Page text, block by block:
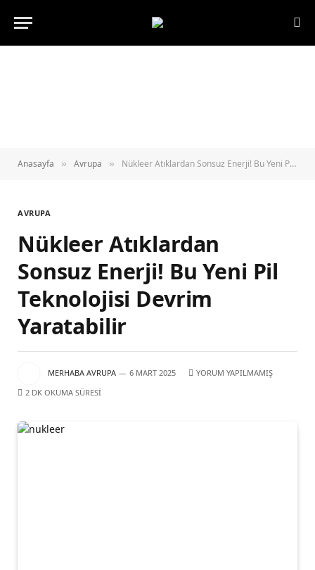
Anasayfa » Avrupa » Nükleer Atıklardan Sonsuz Enerji! Bu Yeni Pil Teknolojisi Devrim Yaratabilir
AVRUPA
Nükleer Atıklardan
Sonsuz Enerji! Bu Yeni Pil
Teknolojisi Devrim
Yaratabilir
MERHABA AVRUPA 6 MART 2025
YORUM YAPILMAMIŞ
2 DK OKUMA SÜRESI